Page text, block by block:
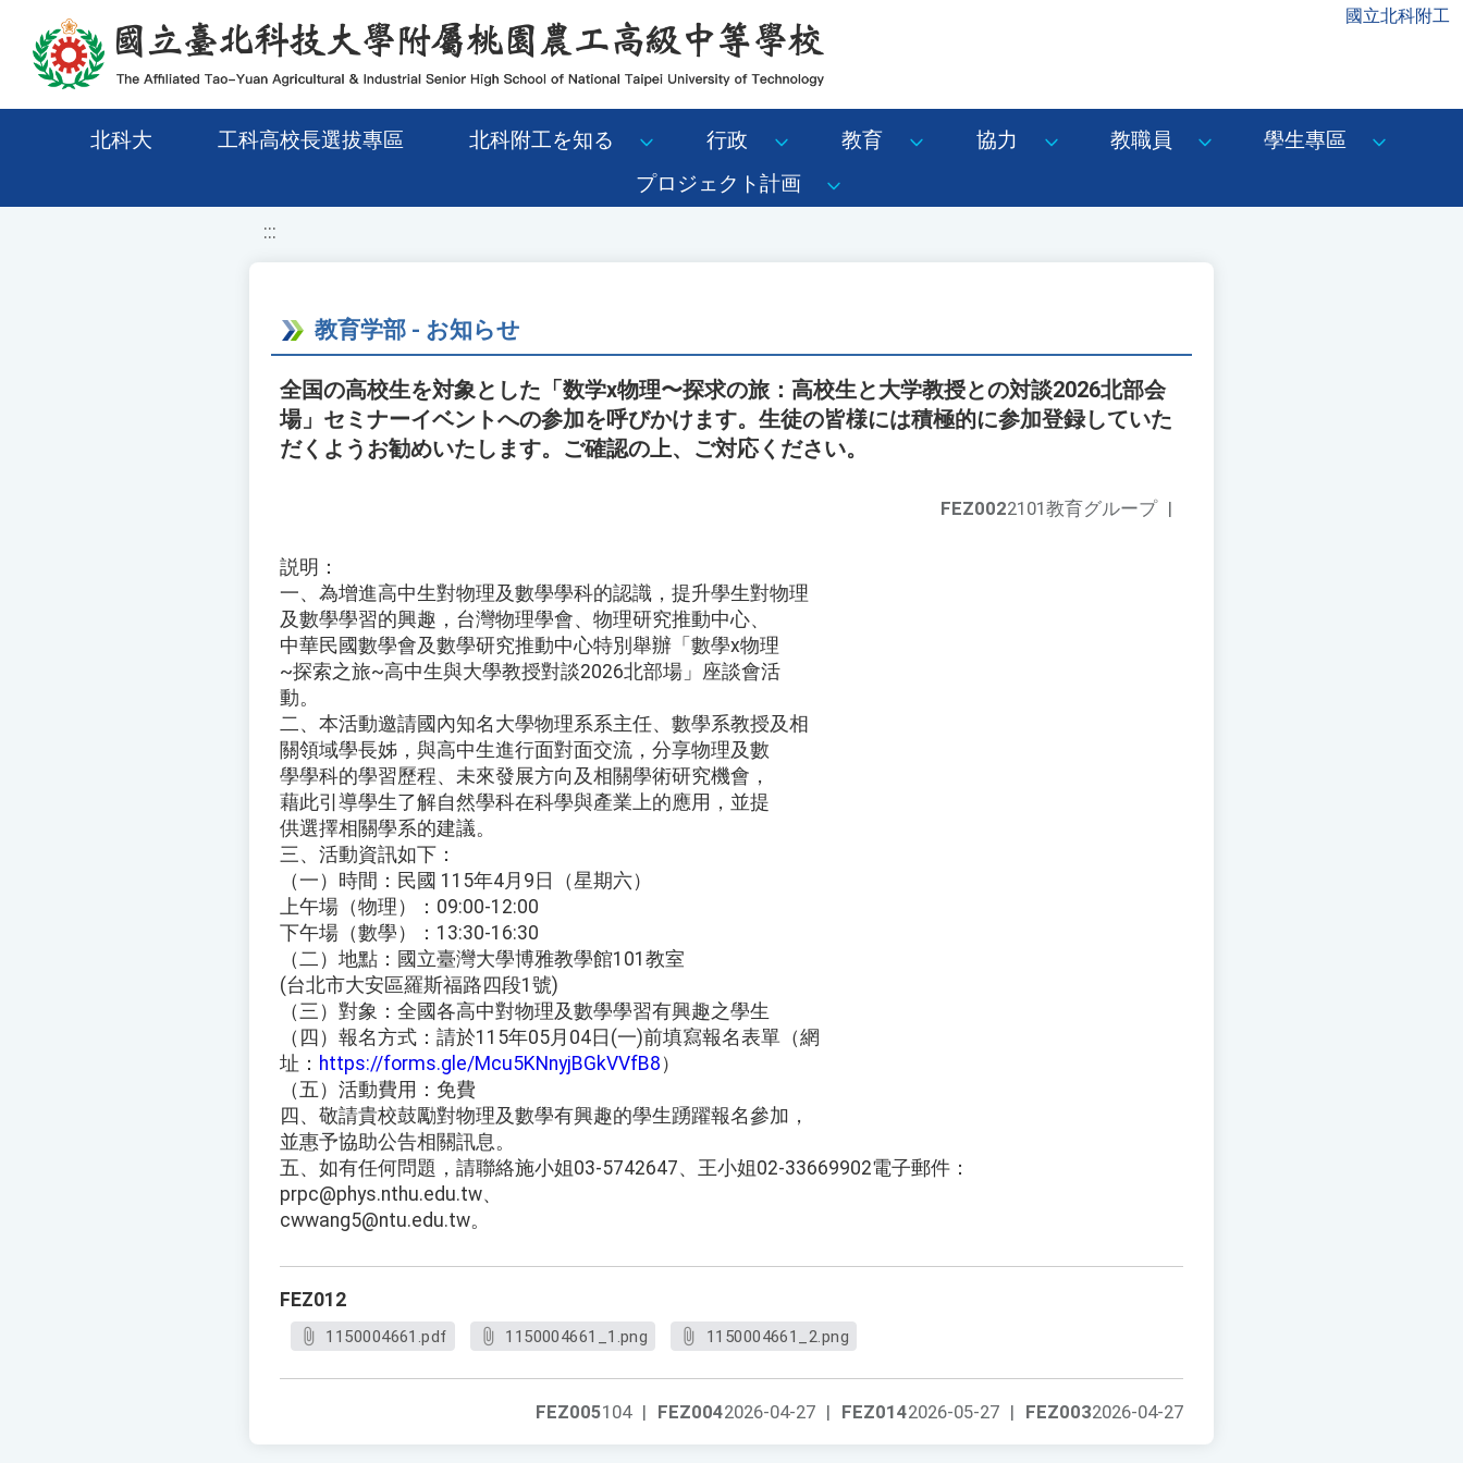
移至網頁之主要內容區位置 國立北科附工
北科大 工科高校長選拔專區 北科附工を知る 行政 教育 協力 教職員
學生專區
プロジェクト計画
:::
教育学部 - お知らせ
全国の高校生を対象とした「数学x物理〜探求の旅：高校生と大学教授との対談2026北部会
場」セミナーイベントへの参加を呼びかけます。生徒の皆様には積極的に参加登録していた
だくようお勧めいたします。ご確認の上、ご対応ください。
FEZ0022101教育グループ |
説明：
一、為增進高中生對物理及數學學科的認識，提升學生對物理
及數學學習的興趣，台灣物理學會、物理研究推動中心、
中華民國數學會及數學研究推動中心特別舉辦「數學x物理
~探索之旅~高中生與大學教授對談2026北部場」座談會活
動。
二、本活動邀請國內知名大學物理系系主任、數學系教授及相
關領域學長姊，與高中生進行面對面交流，分享物理及數
學學科的學習歷程、未來發展方向及相關學術研究機會，
藉此引導學生了解自然學科在科學與產業上的應用，並提
供選擇相關學系的建議。
三、活動資訊如下：
（一）時間：民國 115年4月9日（星期六）
上午場（物理）：09:00-12:00
下午場（數學）：13:30-16:30
（二）地點：國立臺灣大學博雅教學館101教室
(台北市大安區羅斯福路四段1號)
（三）對象：全國各高中對物理及數學學習有興趣之學生
（四）報名方式：請於115年05月04日(一)前填寫報名表單（網
址： https://forms.gle/Mcu5KNnyjBGkVVfB8 ）
（五）活動費用：免費
四、敬請貴校鼓勵對物理及數學有興趣的學生踴躍報名參加，
並惠予協助公告相關訊息。
五、如有任何問題，請聯絡施小姐03-5742647、王小姐02-33669902電子郵件：
prpc@phys.nthu.edu.tw、
cwwang5@ntu.edu.tw。
FEZ012
1150004661.pdf 1150004661_1.png 1150004661_2.png
FEZ0032026-04-27
FEZ0142026-05-27 |
FEZ0042026-04-27 |
FEZ005104 |